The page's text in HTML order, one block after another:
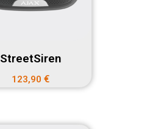
StreetSiren
123,90 €